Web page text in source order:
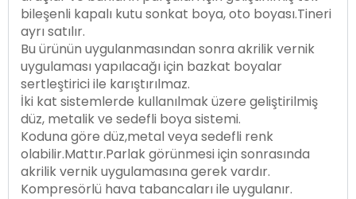
bileşenli kapalı kutu sonkat boya, oto boyası.Tineri
ayrı satılır.
Bu ürünün uygulanmasından sonra akrilik vernik
uygulaması yapılacağı için bazkat boyalar
sertleştirici ile karıştırılmaz.
İki kat sistemlerde kullanılmak üzere geliştirilmiş
düz, metalik ve sedefli boya sistemi.
Koduna göre düz,metal veya sedefli renk
olabilir.Mattır.Parlak görünmesi için sonrasında
akrilik vernik uygulamasına gerek vardır.
Kompresörlü hava tabancaları ile uygulanır.